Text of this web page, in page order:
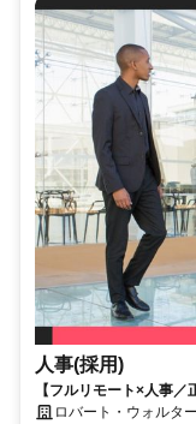
人事(採用)
【フルリモート×人事
英語】Robert Walters
ロバート・ウォルタ